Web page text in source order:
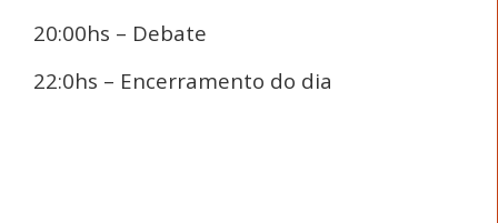
20:00hs – Debate
22:0hs – Encerramento do dia